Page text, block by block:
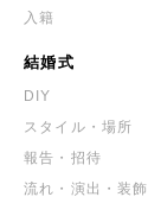
入籍
結婚式
DIY
スタイル・場所
報告・招待
流れ・演出・装飾